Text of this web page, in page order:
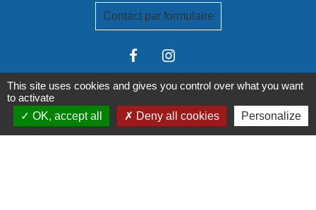
Contact par formulaire
This site uses cookies and gives you control over what you want
to activate
OK, accept all
Deny all cookies Personalize